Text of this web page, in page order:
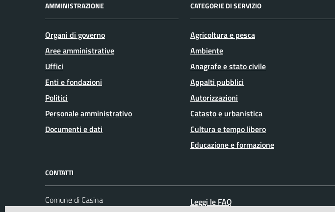
AMMINISTRAZIONE
Organi di governo
Aree amministrative
Uffici
Enti e fondazioni
Politici
Personale amministrativo
Documenti e dati
CATEGORIE DI SERVIZIO
Agricoltura e pesca
Ambiente
Anagrafe e stato civile
Appalti pubblici
Autorizzazioni
Catasto e urbanistica
Cultura e tempo libero
Educazione e formazione
CONTATTI
Comune di Casina
Leggi le FAQ